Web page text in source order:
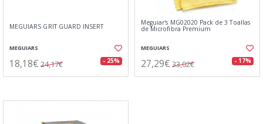
MEGUIARS GRIT GUARD INSERT
MEGUIARS
18,18€ 24,17€ - 25%
Meguiar's MG02020 Pack de 3 Toallas
de Microfibra Premium
MEGUIARS
27,29€ 33,02€ - 17%